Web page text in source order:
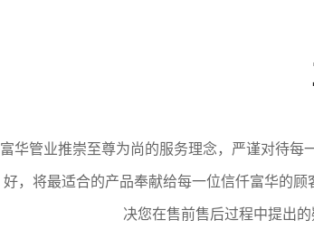
富华管业推崇至尊为尚的服务理念，严谨对待每
好，将最适合的产品奉献给每一位信仟富华的
决您在售前售后过程中提出